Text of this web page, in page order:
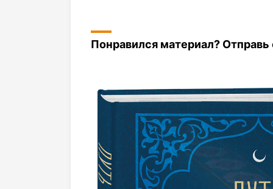
Понравился материал?